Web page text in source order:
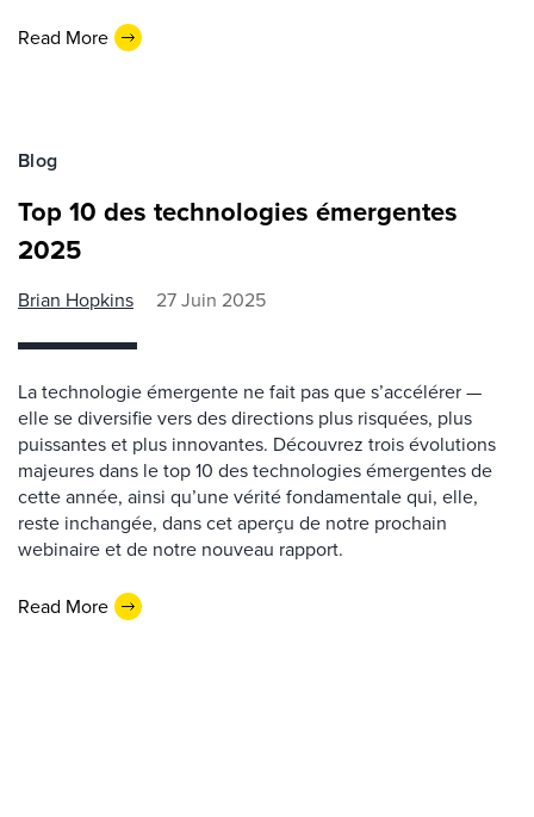
Read More
Blog
Top 10 des technologies émergentes
2025
Brian Hopkins 27 Juin 2025
La technologie émergente ne fait pas que s’accélérer —
elle se diversifie vers des directions plus risquées, plus
puissantes et plus innovantes. Découvrez trois évolutions
majeures dans le top 10 des technologies émergentes de
cette année, ainsi qu’une vérité fondamentale qui, elle,
reste inchangée, dans cet aperçu de notre prochain
webinaire et de notre nouveau rapport.
Read More